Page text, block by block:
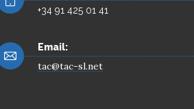
+34 91 425 01 41
Email:
tac@tac-sl.net